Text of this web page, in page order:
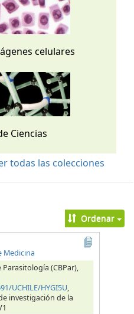
celulares
Ciencias
todas las colecciones
Ordenar
Medicina
(CBPar),
UCHILE/HYGI5U,
investigación de la